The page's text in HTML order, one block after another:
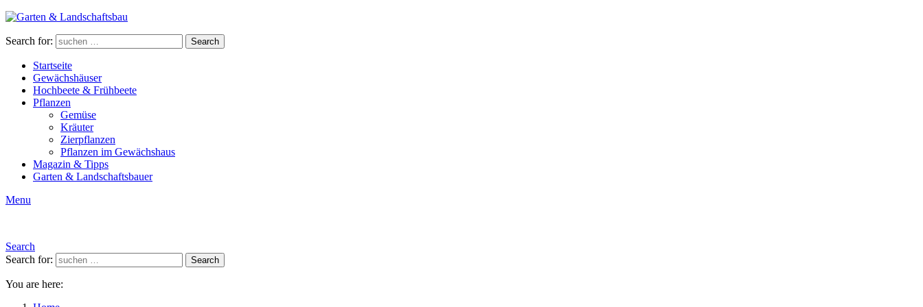
Search for: Search
Startseite
Gewächshäuser
Hochbeete & Frühbeete
Pflanzen
Gemüse
Kräuter
Zierpflanzen
Pflanzen im Gewächshaus
Magazin & Tipps
Garten & Landschaftsbauer
Menu
Search
Search for:
Search
You are here: